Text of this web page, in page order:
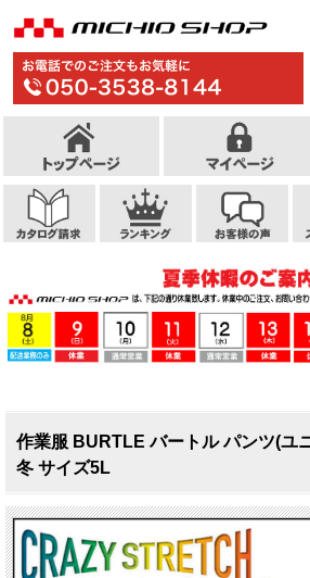
作業服 BURTLE バートル パンツ(ユ
冬 サイズ5L